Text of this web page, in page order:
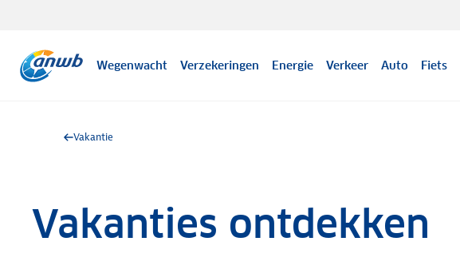
Wegenwacht Verzekeringen Energie Verkeer Auto Fiets
Vakantie
Vakanties ontdekken